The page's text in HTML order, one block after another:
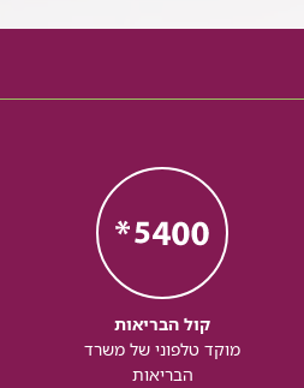
קול הבריאות
מוקד טלפוני של משרד
הבריאות